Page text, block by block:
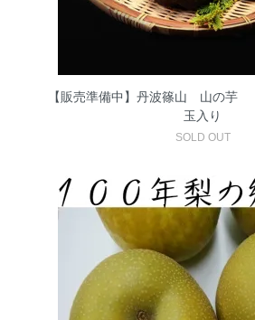
【販売準備中】丹波篠山 山の芋
玉入り
SOLD OUT